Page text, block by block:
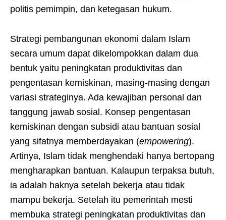
politis pemimpin, dan ketegasan hukum.
Strategi pembangunan ekonomi dalam Islam
secara umum dapat dikelompokkan dalam dua
bentuk yaitu peningkatan produktivitas dan
pengentasan kemiskinan, masing-masing dengan
variasi strateginya. Ada kewajiban personal dan
tanggung jawab sosial. Konsep pengentasan
kemiskinan dengan subsidi atau bantuan sosial
yang sifatnya memberdayakan (empowering).
Artinya, Islam tidak menghendaki hanya bertopang
mengharapkan bantuan. Kalaupun terpaksa butuh,
ia adalah haknya setelah bekerja atau tidak
mampu bekerja. Setelah itu pemerintah mesti
membuka strategi peningkatan produktivitas dan